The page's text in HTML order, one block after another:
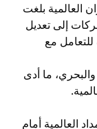
العالمية بلغت
إلى تعديل
مع
ما أدى
العالمية أمام